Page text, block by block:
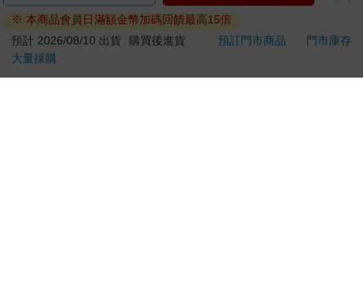
ATM提款機，請不要聽從指示，以免受騙上當！
退換貨須知：
**提醒您，鑑賞期不等於試用期，退回商品須為全新狀態**
依據「消費者保護法」第19條及行政院消費者保護處公告之
※ 本商品會員日滿額金幣加碼回饋最高15倍
預計 2026/08/10 出貨
購買後進貨 預訂門市商品
門市庫存
大量採購